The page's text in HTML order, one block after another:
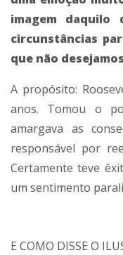
imagem
circunstâncias
que não
A propósito:
anos. Tomou o
amargava as
responsável por
Certamente teve
um sentimento
E COMO DISSE O